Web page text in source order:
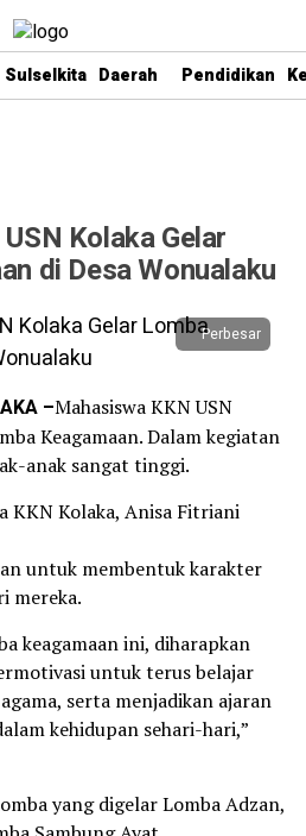
Sulselkita Daerah Pendidikan
Kolaka Gelar
di Desa Wonualaku
Perbesar
–Mahasiswa KKN USN
Keagamaan. Dalam kegiatan
anak sangat tinggi.
KKN Kolaka, Anisa Fitriani
untuk membentuk karakter
mereka.
keagamaan ini, diharapkan
untuk terus belajar
serta menjadikan ajaran
kehidupan sehari-hari,”
yang digelar Lomba Adzan,